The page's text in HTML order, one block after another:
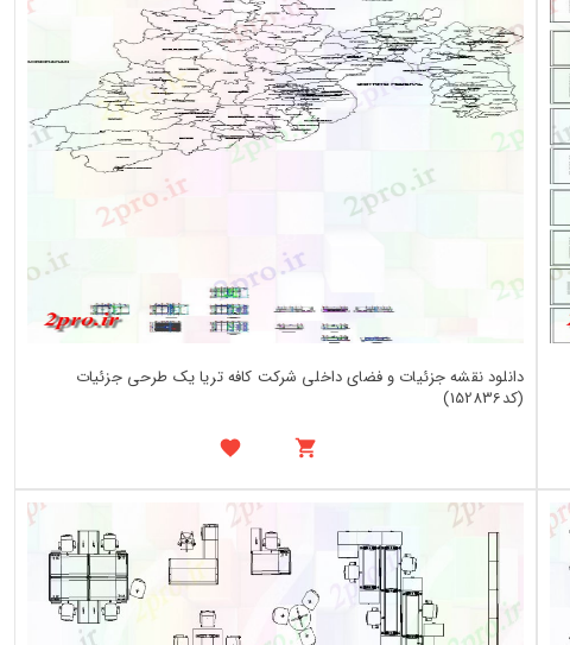
دانلود نقشه جزئیات و فضای داخلی شرکت کافه تریا یک طرحی جزئیات
(کد152836)